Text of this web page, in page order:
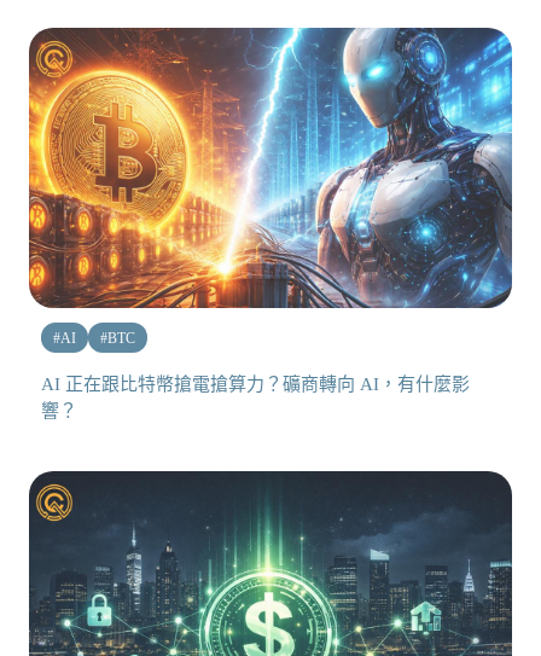
#AI #BTC
AI 正在跟比特幣搶電搶算力？礦商轉向 AI，有什麼影
響？